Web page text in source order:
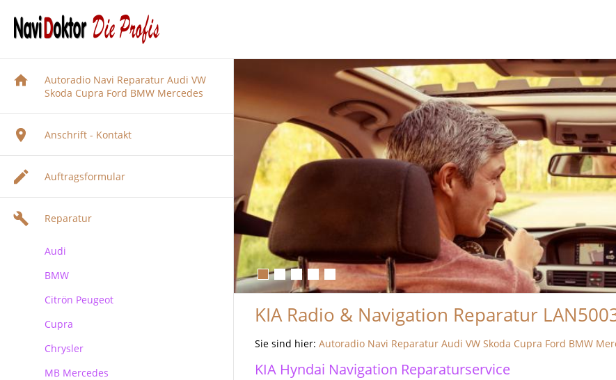
Autoradio Navi Reparatur Audi VW
Skoda Cupra Ford BMW Mercedes
Anschrift - Kontakt
Auftragsformular
Reparatur
Audi
Audi Navigation Autoradio
BMW
BMW Navi Reparatur
BMW Becker CCC Navirechner
Citrön Peugeot
Cupra
Chrysler
MB Mercedes
KIA Radio & Navigation Reparatur
Sie sind hier: Autoradio Navi Reparatur Audi VW Skoda Cupra Ford BMW
KIA Hyndai Navigation Reparaturservice